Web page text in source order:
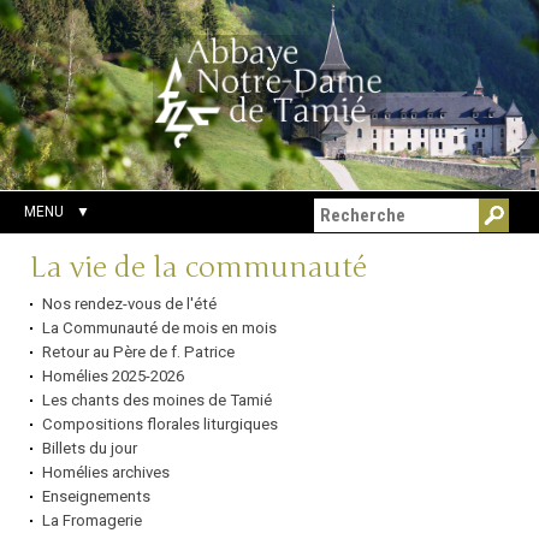
Aller
au
contenu.
|
Aller
à
la
navigation
Outils
personnels
Chercher par
Recherche
avancée…
MENU
Navigation
La vie de la communauté
Nos rendez-vous de l'été
La Communauté de mois en mois
Retour au Père de f. Patrice
Homélies 2025-2026
Les chants des moines de Tamié
Compositions florales liturgiques
Billets du jour
Homélies archives
Enseignements
La Fromagerie